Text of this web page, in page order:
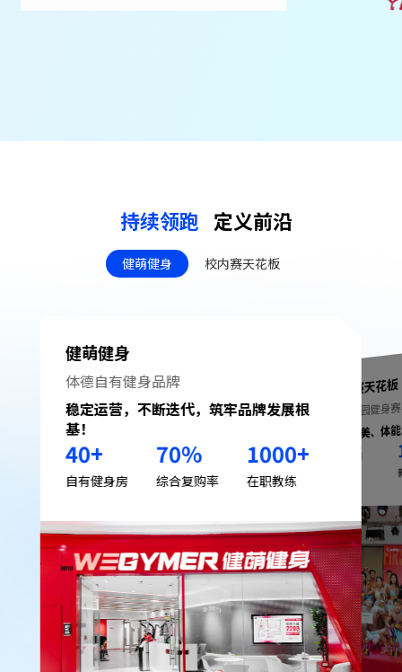
持续领跑 定义前沿
健萌健身 校内赛天花板
健萌健身
体德⾃有健身品牌
稳定运营，不断迭代，筑牢品牌发展根
基！
40+
自有健身房
70%
综合复购率
1000+
在职教练
校内赛天花板
打造校园健
覆盖健美、
届